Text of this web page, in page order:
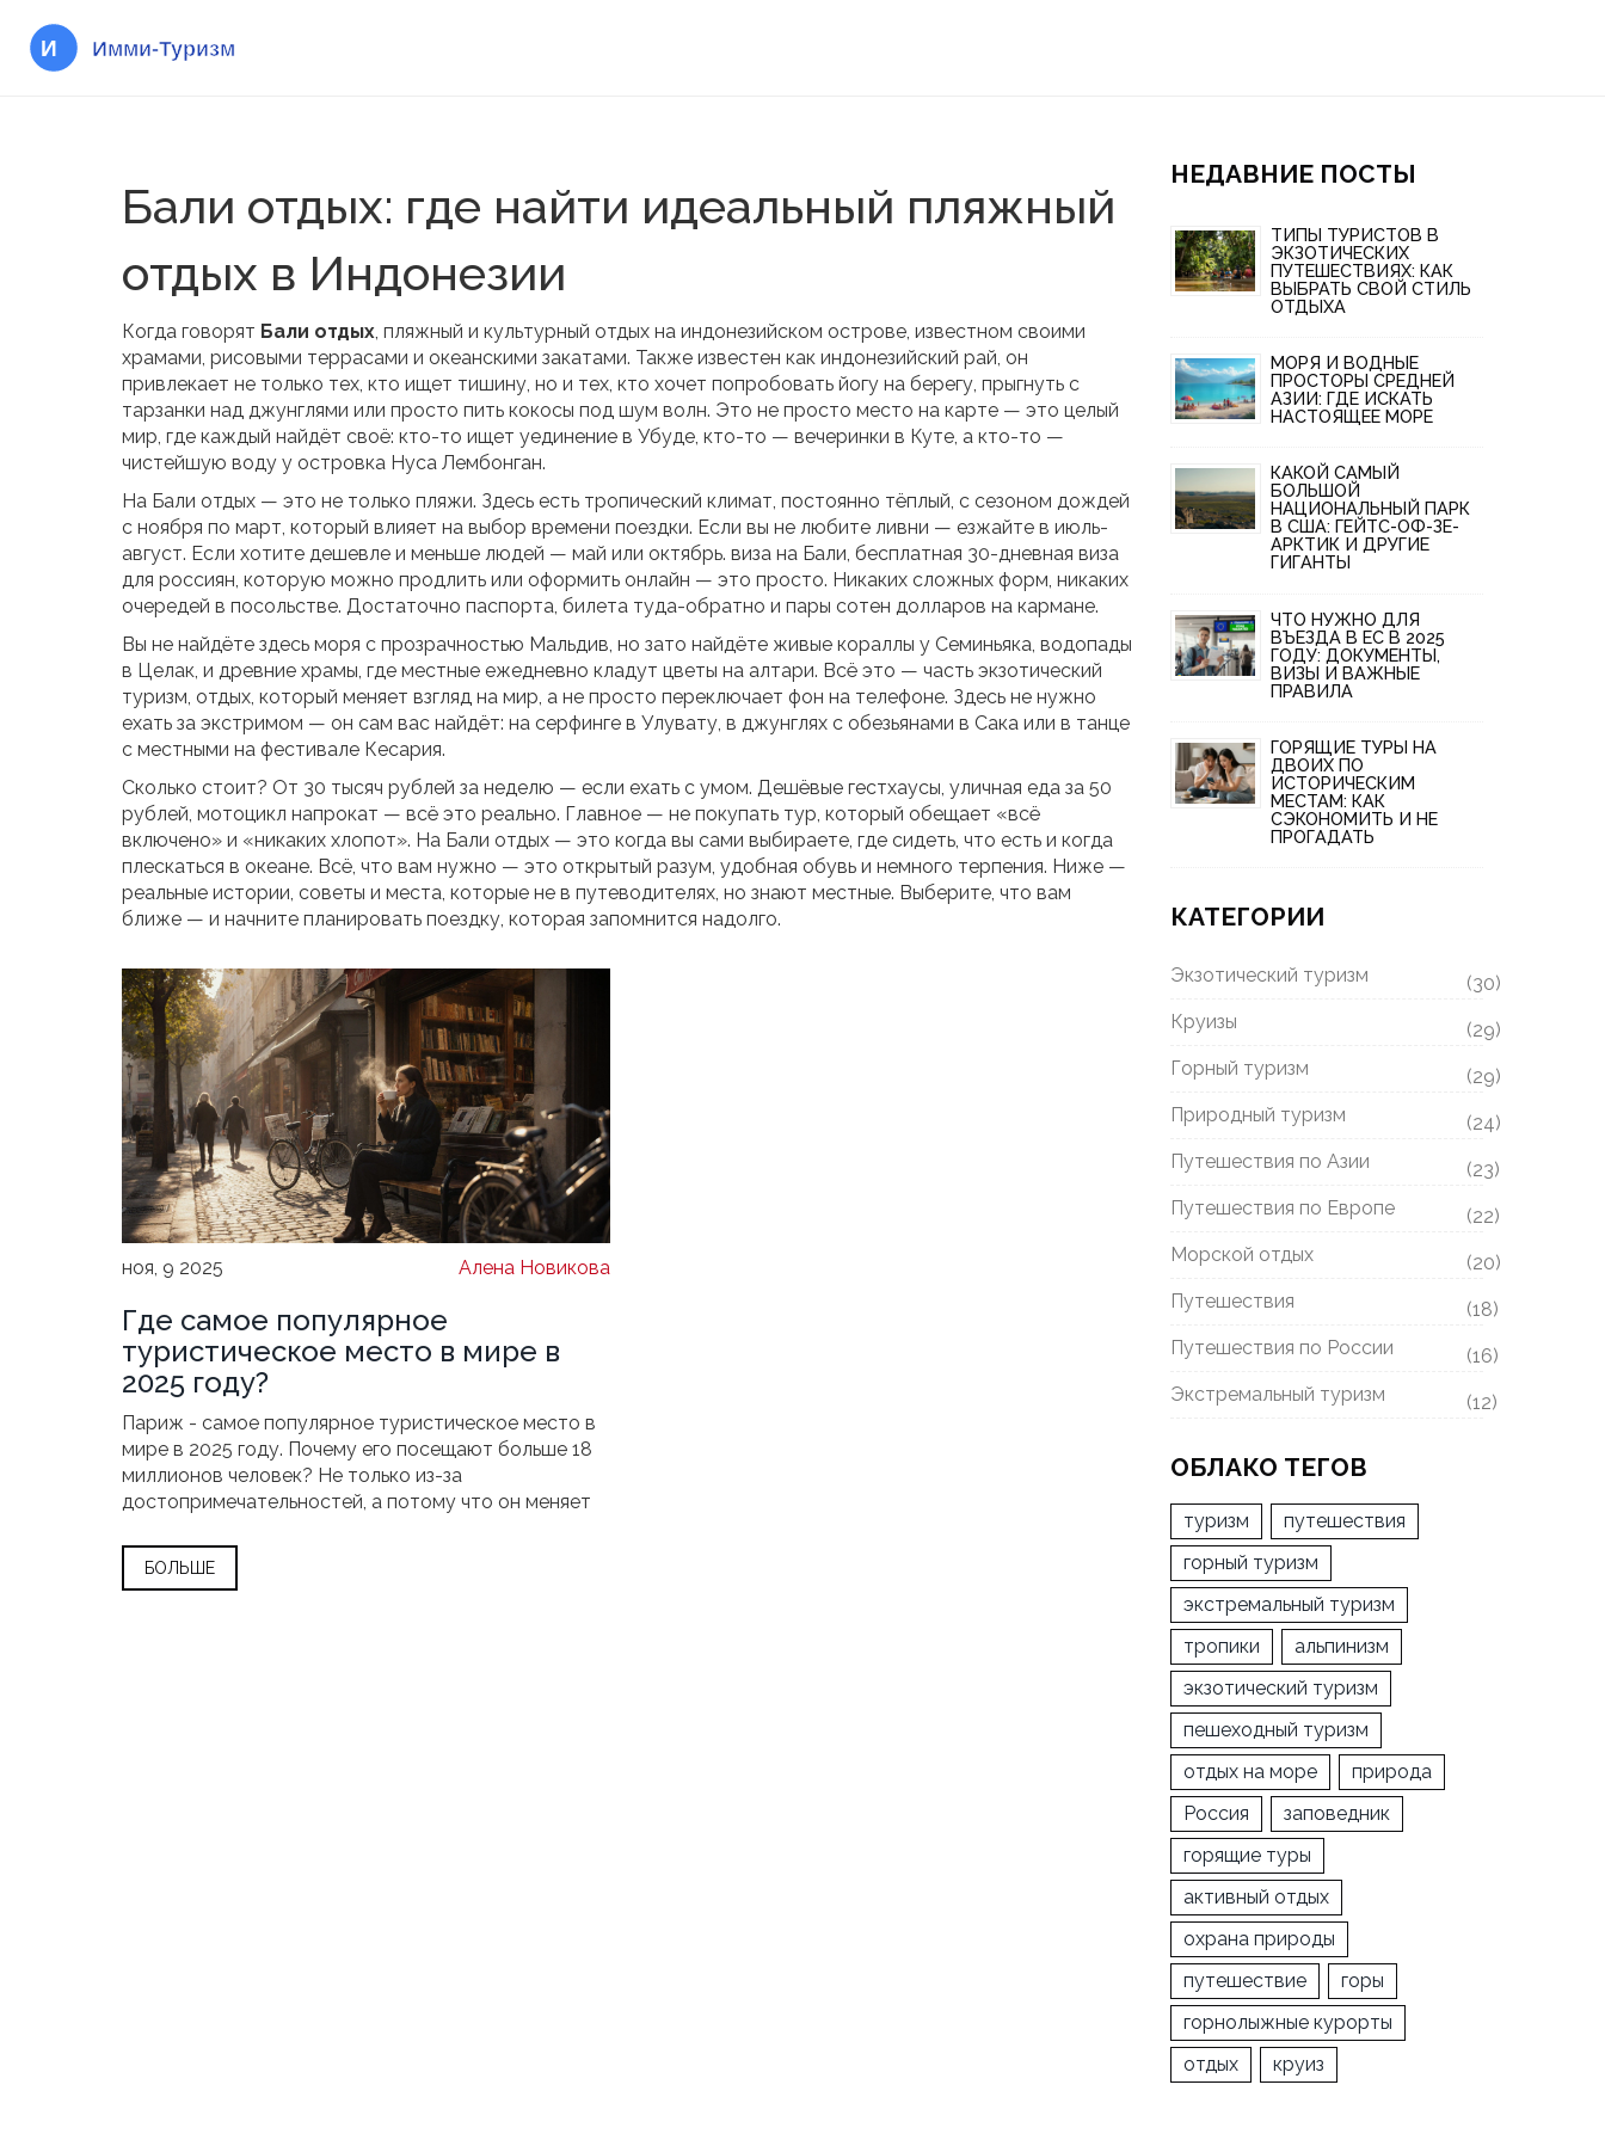
Бали отдых: где найти идеальный пляжный
отдых в Индонезии
Когда говорят Бали отдых, пляжный и культурный отдых на индонезийском острове, известном своими
храмами, рисовыми террасами и океанскими закатами. Также известен как индонезийский рай, он
привлекает не только тех, кто ищет тишину, но и тех, кто хочет попробовать йогу на берегу, прыгнуть с
тарзанки над джунглями или просто пить кокосы под шум волн. Это не просто место на карте — это целый
мир, где каждый найдёт своё: кто-то ищет уединение в Убуде, кто-то — вечеринки в Куте, а кто-то —
чистейшую воду у островка Нуса Лембонган.
На Бали отдых — это не только пляжи. Здесь есть тропический климат, постоянно тёплый, с сезоном дождей
с ноября по март, который влияет на выбор времени поездки. Если вы не любите ливни — езжайте в июль-
август. Если хотите дешевле и меньше людей — май или октябрь. виза на Бали, бесплатная 30-дневная виза
для россиян, которую можно продлить или оформить онлайн — это просто. Никаких сложных форм, никаких
очередей в посольстве. Достаточно паспорта, билета туда-обратно и пары сотен долларов на кармане.
Вы не найдёте здесь моря с прозрачностью Мальдив, но зато найдёте живые кораллы у Семиньяка, водопады
в Целак, и древние храмы, где местные ежедневно кладут цветы на алтари. Всё это — часть экзотический
туризм, отдых, который меняет взгляд на мир, а не просто переключает фон на телефоне. Здесь не нужно
ехать за экстримом — он сам вас найдёт: на серфинге в Улувату, в джунглях с обезьянами в Сака или в танце
с местными на фестивале Кесария.
Сколько стоит? От 30 тысяч рублей за неделю — если ехать с умом. Дешёвые гестхаусы, уличная еда за 50
рублей, мотоцикл напрокат — всё это реально. Главное — не покупать тур, который обещает «всё
включено» и «никаких хлопот». На Бали отдых — это когда вы сами выбираете, где сидеть, что есть и когда
плескаться в океане. Всё, что вам нужно — это открытый разум, удобная обувь и немного терпения. Ниже —
реальные истории, советы и места, которые не в путеводителях, но знают местные. Выберите, что вам
ближе — и начните планировать поездку, которая запомнится надолго.
ноя, 9 2025 Алена Новикова
Где самое популярное
туристическое место в мире в
2025 году?
Париж - самое популярное туристическое место в
мире в 2025 году. Почему его посещают больше 18
миллионов человек? Не только из-за
достопримечательностей, а потому что он меняет
БОЛЬШЕ
НЕДАВНИЕ ПОСТЫ
ТИПЫ ТУРИСТОВ В
ЭКЗОТИЧЕСКИХ
ПУТЕШЕСТВИЯХ: КАК
ВЫБРАТЬ СВОЙ СТИЛЬ
ОТДЫХА
МОРЯ И ВОДНЫЕ
ПРОСТОРЫ СРЕДНЕЙ
АЗИИ: ГДЕ ИСКАТЬ
НАСТОЯЩЕЕ МОРЕ
КАКОЙ САМЫЙ
БОЛЬШОЙ
НАЦИОНАЛЬНЫЙ ПАРК
В США: ГЕЙТС-ОФ-ЗЕ-
АРКТИК И ДРУГИЕ
ГИГАНТЫ
ЧТО НУЖНО ДЛЯ
ВЪЕЗДА В ЕС В 2025
ГОДУ: ДОКУМЕНТЫ,
ВИЗЫ И ВАЖНЫЕ
ПРАВИЛА
ГОРЯЩИЕ ТУРЫ НА
ДВОИХ ПО
ИСТОРИЧЕСКИМ
МЕСТАМ: КАК
СЭКОНОМИТЬ И НЕ
ПРОГАДАТЬ
КАТЕГОРИИ
Экзотический туризм
(30)
Круизы
(29)
Горный туризм
(29)
Природный туризм
(24)
Путешествия по Азии
(23)
Путешествия по Европе
(22)
Морской отдых
(20)
Путешествия
(18)
Путешествия по России
(16)
Экстремальный туризм
(12)
ОБЛАКО ТЕГОВ
туризм
путешествия
горный туризм
экстремальный туризм
тропики
альпинизм
экзотический туризм
пешеходный туризм
отдых на море
природа
Россия
заповедник
горящие туры
активный отдых
охрана природы
путешествие
горы
горнолыжные курорты
отдых
круиз